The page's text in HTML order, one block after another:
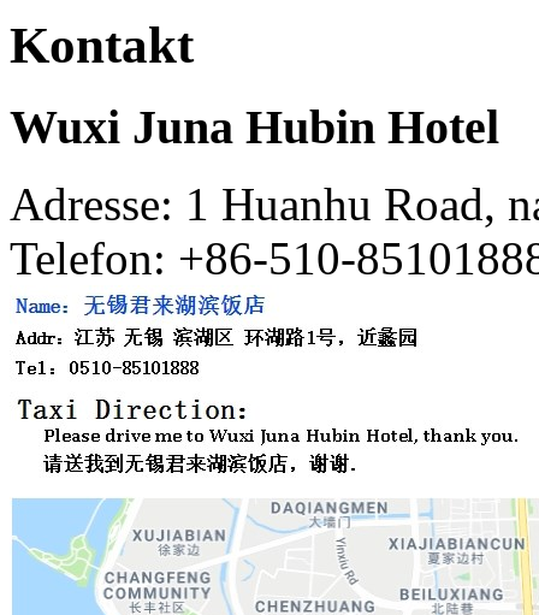
Kontakt
Wuxi Juna Hubin Hotel
Adresse: 1 Huanhu Road,
Telefon: +86-510-